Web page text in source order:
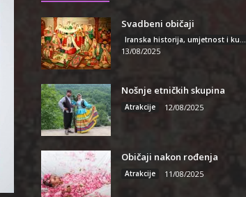
Svadbeni običaji
Iranska historija, umjetnost i kultura
13/08/2025
Nošnje etničkih skupina
Atrakcije 12/08/2025
Običaji nakon rođenja
Atrakcije 11/08/2025